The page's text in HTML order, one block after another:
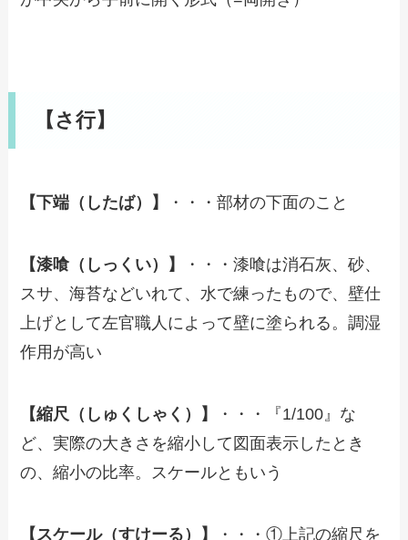
【さ行】
【下端（したば）】 ・・・部材の下面のこと
【漆喰（しっくい）】
・・・漆喰は消石灰、砂、
スサ、海苔などいれて、水で練ったもので、壁仕
上げとして左官職人によって壁に塗られる。調湿
作用が高い
【縮尺（しゅくしゃく）】
・・・『1/100』な
ど、実際の大きさを縮小して図面表示したとき
の、縮小の比率。スケールともいう
【スケール（すけーる）】
・・・①上記の縮尺を